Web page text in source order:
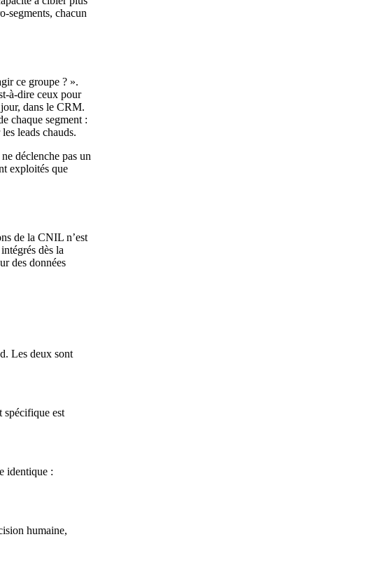
segments, chacun
ce groupe ? ».
à-dire ceux pour
jour, dans le CRM.
chaque segment :
leads chauds.
déclenche pas un
exploités que
de la CNIL n’est
dès la
des données
Les deux sont
spécifique est
identique :
humaine,